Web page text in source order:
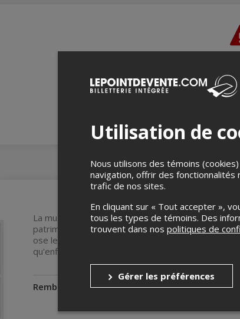
La musique d'El Guesra exprime la riche tradition
patrimoine : le mandole. Substantiellement
ose le faire dialoguer avec les chaudes couleurs
qu'enflammée!
Remboursements
Utilisation de
Nous utilisons des témoins
navigation, offrir des
trafic de nos sites.
En cliquant sur « Tout accepter »,
tous les types de témoins. Des
trouvent dans nos politiques de
Gérer les préférences